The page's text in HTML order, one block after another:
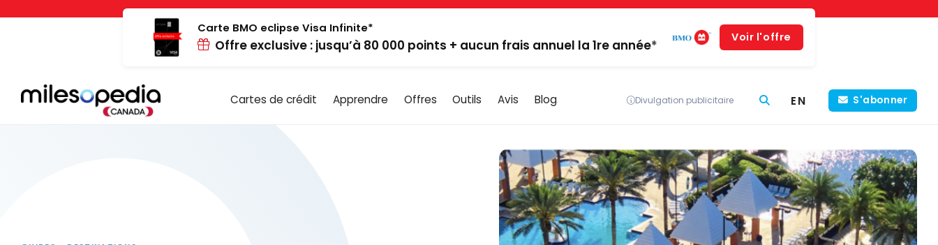
Panneau de gestion des cookies
Carte BMO eclipse Visa Infinite*
Offre exclusive : jusqu’à 80 000 points + aucun frais annuel la 1re année*
Voir l'offre
Cartes de crédit Apprendre Offres Outils Avis Blog Divulgation publicitaire EN S'abonner